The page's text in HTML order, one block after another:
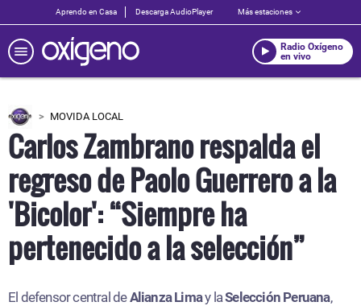
Aprendo en Casa Descarga AudioPlayer Más estaciones
Radio Oxígeno
en vivo
MOVIDA LOCAL
Carlos Zambrano respalda el
regreso de Paolo Guerrero a la
'Bicolor': “Siempre ha
pertenecido a la selección”
El defensor central deAlianza Limay laSelección Peruana,